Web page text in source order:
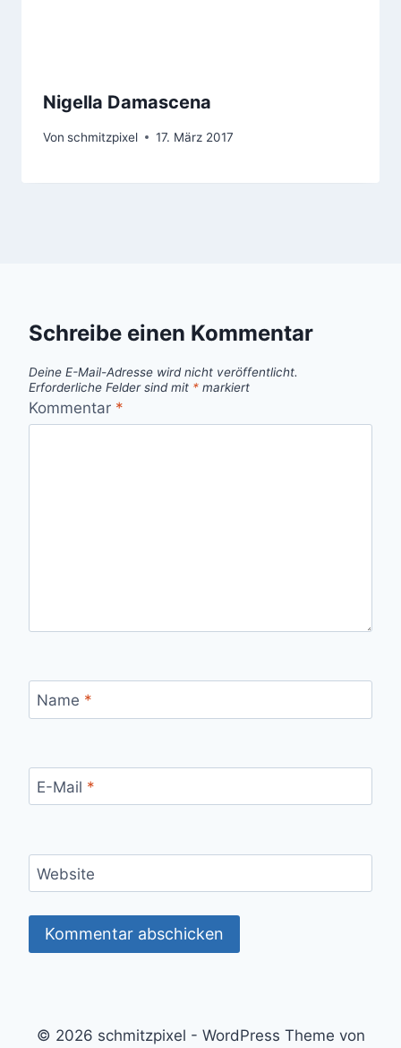
Nigella Damascena
Von schmitzpixel 17. März 2017
Schreibe einen Kommentar
Deine E-Mail-Adresse wird nicht veröffentlicht.
Erforderliche Felder sind mit * markiert
Kommentar *
Name *
E-Mail *
Website
© 2026 schmitzpixel - WordPress Theme von